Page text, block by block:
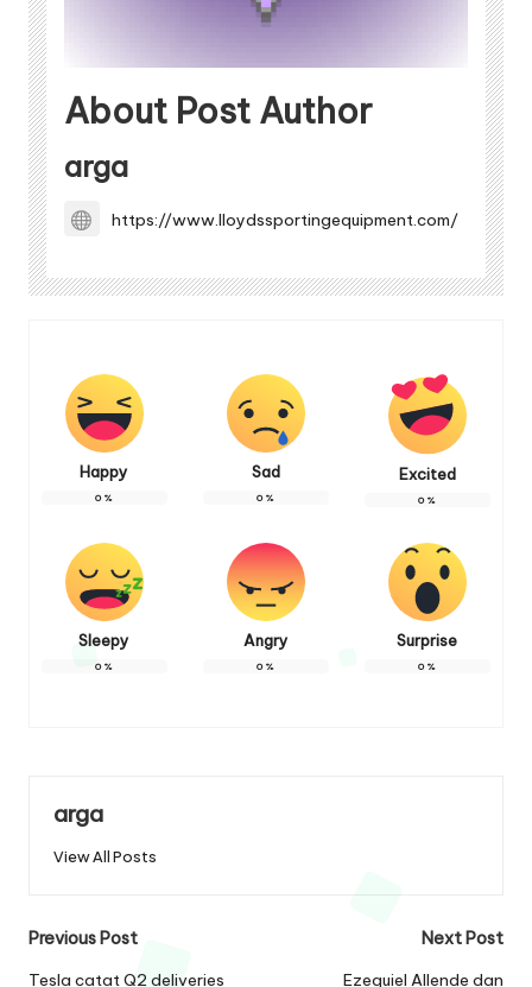
About Post Author
arga
https://www.lloydssportingequipment.com/
Happy
0%
Sad
0%
Excited
0%
Sleepy
0%
Angry
0%
Surprise
0%
arga
View All Posts
Post
Previous Post
Tesla catat Q2 deliveries
Next Post
Ezequiel Allende dan